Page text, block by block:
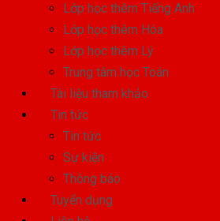
Lớp học thêm Tiếng Anh
Lớp học thêm Hóa
Lớp học thêm Lý
Trung tâm học Toán
Tài liệu tham khảo
Tin tức
Tin tức
Sự kiện
Thông báo
Tuyển dụng